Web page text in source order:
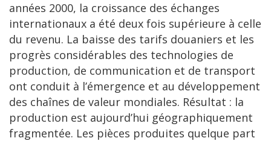
années 2000, la croissance des échanges
internationaux a été deux fois supérieure à celle
du revenu. La baisse des tarifs douaniers et les
progrès considérables des technologies de
production, de communication et de transport
ont conduit à l’émergence et au développement
des chaînes de valeur mondiales. Résultat : la
production est aujourd’hui géographiquement
fragmentée. Les pièces produites quelque part